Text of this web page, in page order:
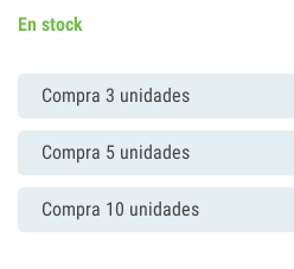
En stock
Compra 3 unidades
Compra 5 unidades
Compra 10 unidades